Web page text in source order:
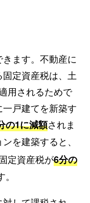
ます。不動産に
定資産税は、土
用されるためで
戸建てを新築す
の1に減額されま
を建築すると、
定資産税が6分の